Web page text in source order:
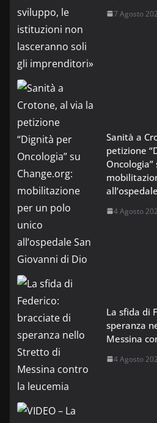
7 Agosto
Sanità a
petizione
Oncologia”
4 Agosto
La sfida di
speranza
Messina
4 Agosto